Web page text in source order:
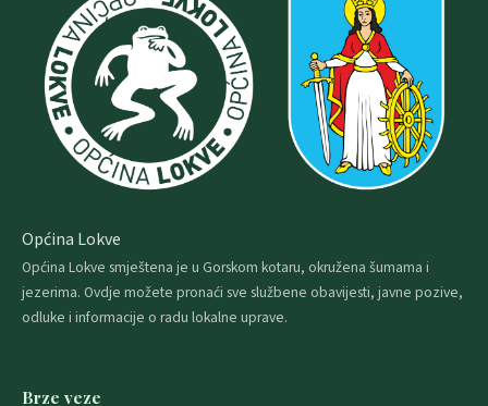
Općina Lokve
Općina Lokve smještena je u Gorskom kotaru, okružena šumama i
jezerima. Ovdje možete pronaći sve službene obavijesti, javne pozive,
odluke i informacije o radu lokalne uprave.
Brze veze